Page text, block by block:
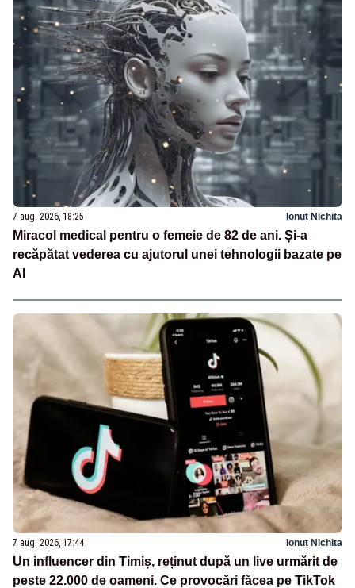
7 aug. 2026, 18:25 Ionuț Nichita
Miracol medical pentru o femeie de 82 de ani. Și-a
recăpătat vederea cu ajutorul unei tehnologii bazate pe
AI
7 aug. 2026, 17:44 Ionuț Nichita
Un influencer din Timiș, reținut după un live urmărit de
peste 22.000 de oameni. Ce provocări făcea pe TikTok